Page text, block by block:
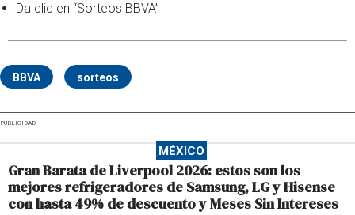
Da clic en “Sorteos BBVA”
BBVA sorteos
PUBLICIDAD
MÉXICO
Gran Barata de Liverpool 2026: estos son los
mejores refrigeradores de Samsung, LG y Hisense
con hasta 49% de descuento y Meses Sin Intereses